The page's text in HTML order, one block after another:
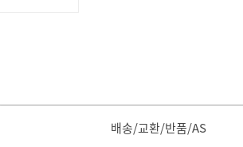
배송/교환/반품/AS